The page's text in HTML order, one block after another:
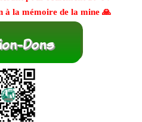
à la mémoire de la mine 🙏